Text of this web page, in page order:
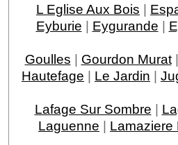
L Eglise Aux Bois |
Eyburie | Eygurande |
Goulles | Gourdon Murat|
Hautefage | Le Jardin |
Lafage Sur Sombre |
Laguenne | Lamaziere